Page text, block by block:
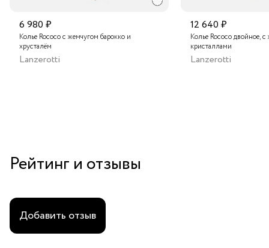
6 980 ₽
Колье Rococo с жемчугом барокко и
хрусталём
Lanzerotti
12 640 ₽
Колье Rococo двойное,
кристаллами
Lanzerotti
Рейтинг и отзывы
Добавить отзыв